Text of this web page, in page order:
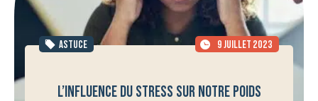
ASTUCE 9 JUILLET 2023
L’INFLUENCE DU STRESS SUR NOTRE POIDS